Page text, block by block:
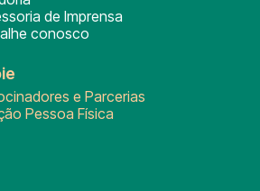
de Imprensa
conosco
e Parcerias
Pessoa Física